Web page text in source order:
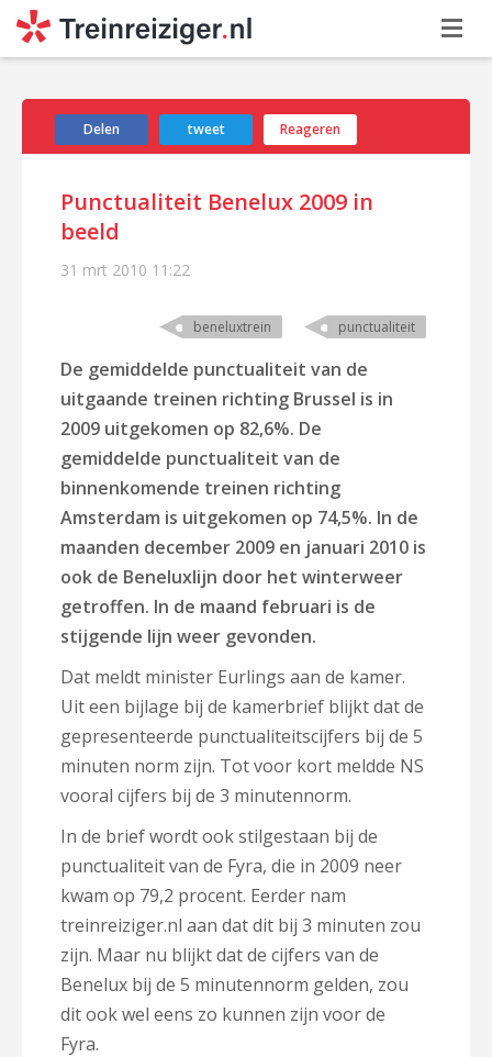
Delen tweet Reageren
Punctualiteit Benelux 2009 in
beeld
31 mrt 2010 11:22
beneluxtrein punctualiteit
De gemiddelde punctualiteit van de
uitgaande treinen richting Brussel is in
2009 uitgekomen op 82,6%. De
gemiddelde punctualiteit van de
binnenkomende treinen richting
Amsterdam is uitgekomen op 74,5%. In de
maanden december 2009 en januari 2010 is
ook de Beneluxlijn door het winterweer
getroffen. In de maand februari is de
stijgende lijn weer gevonden.
Dat meldt minister Eurlings aan de kamer.
Uit een bijlage bij de kamerbrief blijkt dat de
gepresenteerde punctualiteitscijfers bij de 5
minuten norm zijn. Tot voor kort meldde NS
vooral cijfers bij de 3 minutennorm.
In de brief wordt ook stilgestaan bij de
punctualiteit van de Fyra, die in 2009 neer
kwam op 79,2 procent. Eerder nam
treinreiziger.nl aan dat dit bij 3 minuten zou
zijn. Maar nu blijkt dat de cijfers van de
Benelux bij de 5 minutennorm gelden, zou
dit ook wel eens zo kunnen zijn voor de
Fyra.